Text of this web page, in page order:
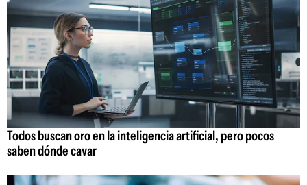
Todos buscan oro en la inteligencia artificial, pero pocos
saben dónde cavar